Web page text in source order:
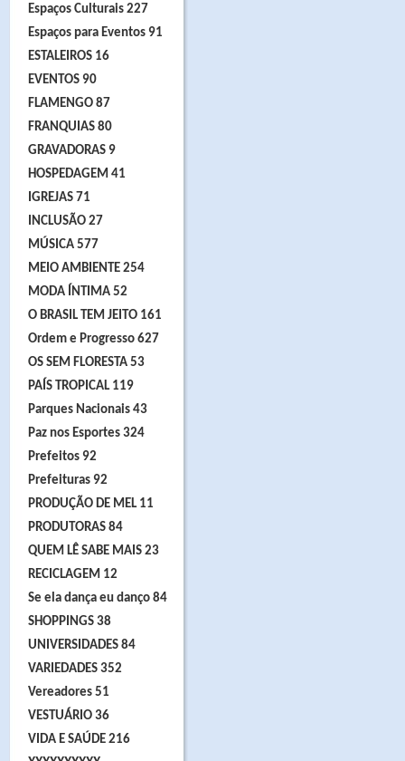
Espaços Culturais 227
Espaços para Eventos 91
ESTALEIROS 16
EVENTOS 90
FLAMENGO 87
FRANQUIAS 80
GRAVADORAS 9
HOSPEDAGEM 41
IGREJAS 71
INCLUSÃO 27
MÚSICA 577
MEIO AMBIENTE 254
MODA ÍNTIMA 52
O BRASIL TEM JEITO 161
Ordem e Progresso 627
OS SEM FLORESTA 53
PAÍS TROPICAL 119
Parques Nacionais 43
Paz nos Esportes 324
Prefeitos 92
Prefeituras 92
PRODUÇÃO DE MEL 11
PRODUTORAS 84
QUEM LÊ SABE MAIS 23
RECICLAGEM 12
Se ela dança eu danço 84
SHOPPINGS 38
UNIVERSIDADES 84
VARIEDADES 352
Vereadores 51
VESTUÁRIO 36
VIDA E SAÚDE 216